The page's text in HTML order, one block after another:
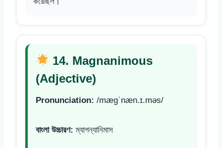
14. Magnanimous
(Adjective)
Pronunciation: /mæɡˈnæn.ɪ.məs/
বাংলা উচ্চারণ: ম্যাগন্যানিমাস